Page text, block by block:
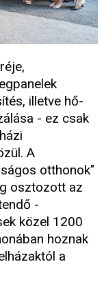
illetve hő-
- ez csak
A
otthonok"
osztozott az
-
közel 1200
hoznak
a